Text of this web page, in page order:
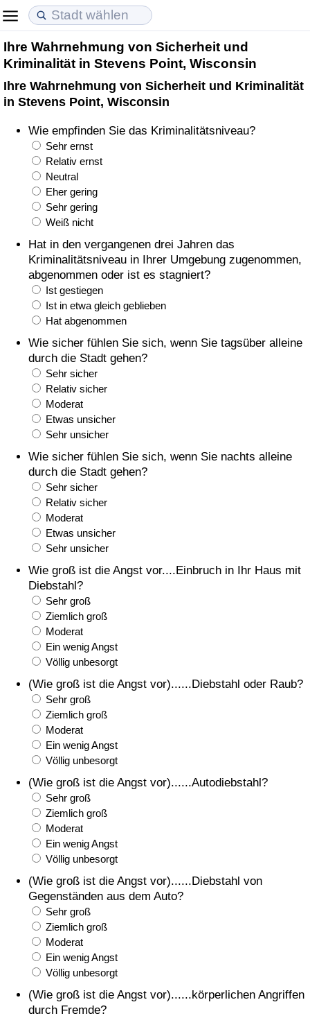
Ihre Wahrnehmung von Sicherheit und
Kriminalität in Stevens Point, Wisconsin
Ihre Wahrnehmung von Sicherheit und Kriminalität
in Stevens Point, Wisconsin
Wie empfinden Sie das Kriminalitätsniveau?
Sehr ernst
Relativ ernst
Neutral
Eher gering
Sehr gering
Weiß nicht
Hat in den vergangenen drei Jahren das
Kriminalitätsniveau in Ihrer Umgebung zugenommen,
abgenommen oder ist es stagniert?
Ist gestiegen
Ist in etwa gleich geblieben
Hat abgenommen
Wie sicher fühlen Sie sich, wenn Sie tagsüber alleine
durch die Stadt gehen?
Sehr sicher
Relativ sicher
Moderat
Etwas unsicher
Sehr unsicher
Wie sicher fühlen Sie sich, wenn Sie nachts alleine
durch die Stadt gehen?
Sehr sicher
Relativ sicher
Moderat
Etwas unsicher
Sehr unsicher
Wie groß ist die Angst vor....Einbruch in Ihr Haus mit
Diebstahl?
Sehr groß
Ziemlich groß
Moderat
Ein wenig Angst
Völlig unbesorgt
(Wie groß ist die Angst vor)......Diebstahl oder Raub?
Sehr groß
Ziemlich groß
Moderat
Ein wenig Angst
Völlig unbesorgt
(Wie groß ist die Angst vor)......Autodiebstahl?
Sehr groß
Ziemlich groß
Moderat
Ein wenig Angst
Völlig unbesorgt
(Wie groß ist die Angst vor)......Diebstahl von
Gegenständen aus dem Auto?
Sehr groß
Ziemlich groß
Moderat
Ein wenig Angst
Völlig unbesorgt
(Wie groß ist die Angst vor)......körperlichen Angriffen
durch Fremde?
Lebenshaltungskosten
Lebenshaltungskosten-Index (aktuell)
Lebenshaltungskosten-Index
Lebenshaltungskosten-Index nach Land
in Akaba
Immobilienpreise
Immobilienpreis-Index (aktuell)
Immobilienpreis-Index
Immobilienpreis-Index nach Land
Lebensqualität
Lebensqualität-Index
Lebensqualität-Index (aktuell)
Lebensqualitätsindex nach Land
Kriminalität
Kriminalitäts-Index (aktuell)
Kriminalitäts-Index
Kriminalitätsindex nach Land
Gesundheitsversorgung
Gesundheitsversorgungs-Index (aktuell)
Gesundheitsversorgungs-Index
Gesundheitsversorgungs-Index nach Land
Umweltverschmutzung
Umweltverschmutzungs-Index (aktuell)
Verschmutzungsindex
Umweltverschmutzungs-Index nach Land
Verkehr
Verkehrs-Index
Verkehrs-Index (aktuell)
Verkehrs-Index nach Land